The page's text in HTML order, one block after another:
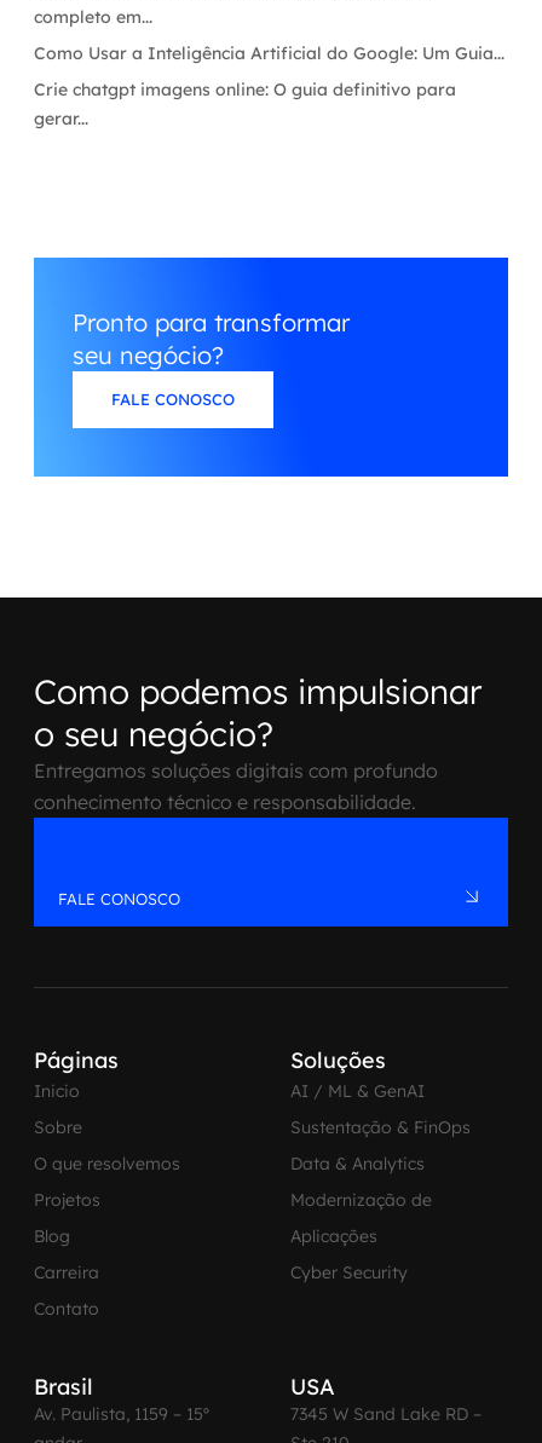
completo em...
Como Usar a Inteligência Artificial do Google: Um Guia...
Crie chatgpt imagens online: O guia definitivo para
gerar...
Pronto para transformar
seu negócio?
FALE CONOSCO
Como podemos impulsionar
o seu negócio?
Entregamos soluções digitais com profundo
conhecimento técnico e responsabilidade.
FALE CONOSCO
Páginas
Inicio
Sobre
O que resolvemos
Projetos
Blog
Carreira
Contato
Soluções
AI / ML & GenAI
Sustentação & FinOps
Data & Analytics
Modernização de
Aplicações
Cyber Security
Brasil
Av. Paulista, 1159 – 15º
USA
7345 W Sand Lake RD –